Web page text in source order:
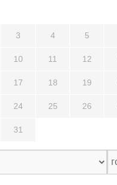
3 4 5
10 11 12
17 18 19
24 25 26
31